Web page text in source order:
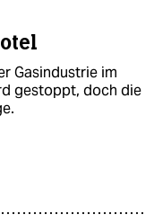
Gasindustrie im
gestoppt, doch die